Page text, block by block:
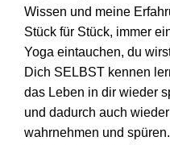
Wissen und meine
Stück für Stück, immer
Yoga eintauchen, du
Dich SELBST kennen
das Leben in dir wieder
und dadurch auch
wahrnehmen und